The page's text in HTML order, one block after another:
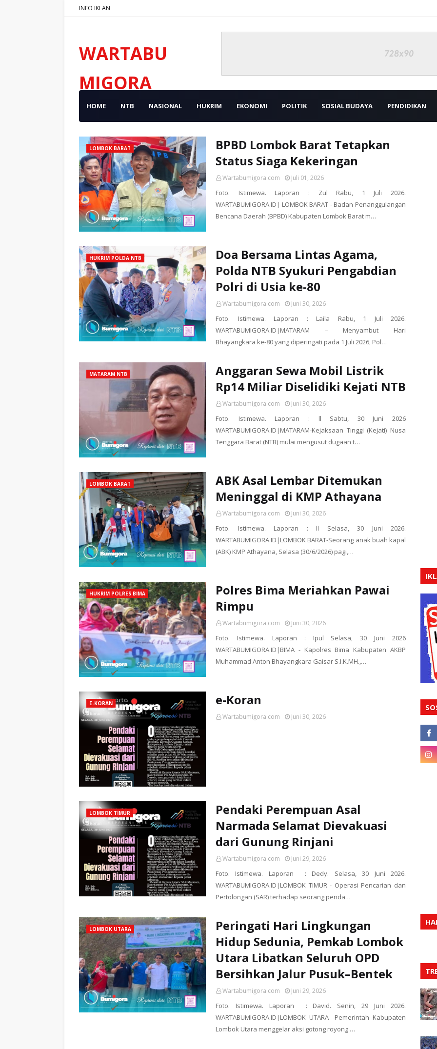
INFO IKLAN
WARTABU
MIGORA
HOME NTB NASIONAL HUKRIM EKONOMI POLITIK SOSIAL BUDAYA PENDIDIKAN
LOMBOK BARAT
BPBD Lombok Barat Tetapkan
Status Siaga Kekeringan
Wartabumigora.com Juli 01, 2026
Foto. Istimewa. Laporan : Zul Rabu, 1 Juli 2026.
WARTABUMIGORA.ID| LOMBOK BARAT - Badan Penanggulangan
Bencana Daerah (BPBD) Kabupaten Lombok Barat m…
HUKRIM POLDA NTB
Doa Bersama Lintas Agama,
Polda NTB Syukuri Pengabdian
Polri di Usia ke-80
Wartabumigora.com Juni 30, 2026
Foto. Istimewa. Laporan : Laila Rabu, 1 Juli 2026.
WARTABUMIGORA.ID|MATARAM – Menyambut Hari
Bhayangkara ke-80 yang diperingati pada 1 Juli 2026, Pol…
MATARAM NTB
Anggaran Sewa Mobil Listrik
Rp14 Miliar Diselidiki Kejati NTB
Wartabumigora.com Juni 30, 2026
Foto. Istimewa. Laporan : ll Sabtu, 30 Juni 2026
WARTABUMIGORA.ID|MATARAM-Kejaksaan Tinggi (Kejati) Nusa
Tenggara Barat (NTB) mulai mengusut dugaan t…
LOMBOK BARAT
ABK Asal Lembar Ditemukan
Meninggal di KMP Athayana
Wartabumigora.com Juni 30, 2026
Foto. Istimewa. Laporan : ll Selasa, 30 Juni 2026.
WARTABUMIGORA.ID|LOMBOK BARAT-Seorang anak buah kapal
(ABK) KMP Athayana, Selasa (30/6/2026) pagi,…
HUKRIM POLRES BIMA
Polres Bima Meriahkan Pawai
Rimpu
Wartabumigora.com Juni 30, 2026
Foto. Istimewa. Laporan : Ipul Selasa, 30 Juni 2026
WARTABUMIGORA.ID|BIMA - Kapolres Bima Kabupaten AKBP
Muhammad Anton Bhayangkara Gaisar S.I.K.MH.,…
E-KORAN e-Koran
Wartabumigora.com Juni 30, 2026
LOMBOK TIMUR
Pendaki Perempuan Asal
Narmada Selamat Dievakuasi
dari Gunung Rinjani
Wartabumigora.com Juni 29, 2026
Foto. Istimewa. Laporan : Dedy. Selasa, 30 Juni 2026.
WARTABUMIGORA.ID|LOMBOK TIMUR - Operasi Pencarian dan
Pertolongan (SAR) terhadap seorang penda…
LOMBOK UTARA
Peringati Hari Lingkungan
Hidup Sedunia, Pemkab Lombok
Utara Libatkan Seluruh OPD
Bersihkan Jalur Pusuk–Bentek
Wartabumigora.com Juni 29, 2026
Foto. Istimewa. Laporan : David. Senin, 29 Juni 2026.
WARTABUMIGORA.ID|LOMBOK UTARA -Pemerintah Kabupaten
Lombok Utara menggelar aksi gotong royong …